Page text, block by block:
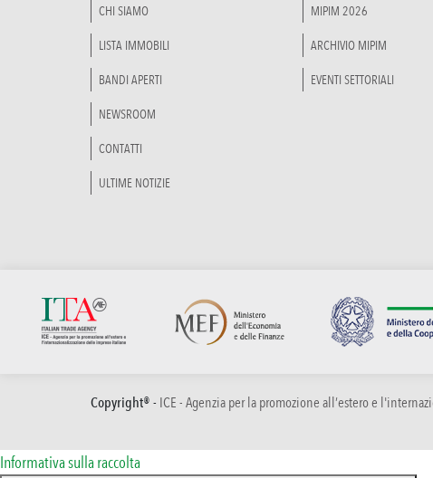
CHI SIAMO
LISTA IMMOBILI
BANDI APERTI
NEWSROOM
CONTATTI
ULTIME NOTIZIE
MIPIM 2026
ARCHIVIO MIPIM
EVENTI SETTORIALI
Copyright® - ICE - Agenzia per la promozione all’estero e
Informativa sulla raccolta